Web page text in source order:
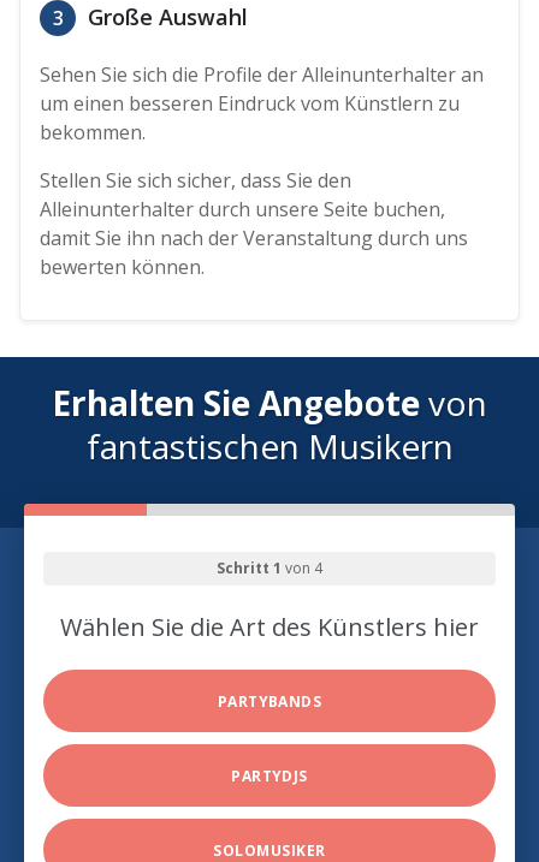
3 Große Auswahl
Sehen Sie sich die Profile der Alleinunterhalter an
um einen besseren Eindruck vom Künstlern zu
bekommen.
Stellen Sie sich sicher, dass Sie den
Alleinunterhalter durch unsere Seite buchen,
damit Sie ihn nach der Veranstaltung durch uns
bewerten können.
Erhalten Sie Angebotevon
fantastischen Musikern
Schritt 1 von 4
Wählen Sie die Art des Künstlers hier
PARTYBANDS
PARTYDJS
SOLOMUSIKER